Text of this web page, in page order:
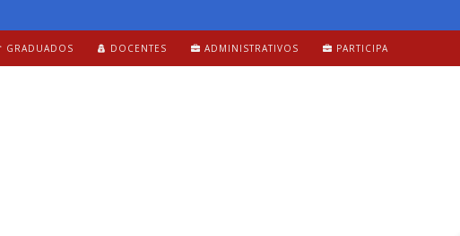
GRADUADOS DOCENTES ADMINISTRATIVOS PARTICIPA